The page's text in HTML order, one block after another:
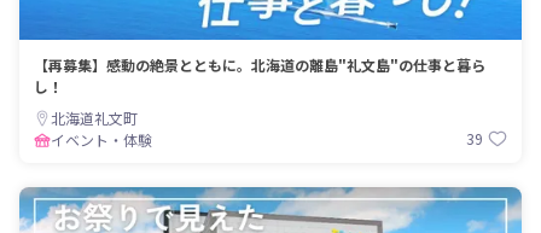
【再募集】感動の絶景とともに。北海道の離島"礼文島"の仕事と暮ら
し！
北海道礼文町
イベント・体験
39